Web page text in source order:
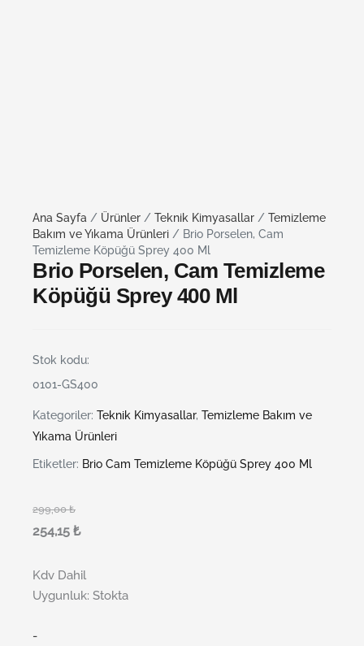
Ana Sayfa / Ürünler / Teknik Kimyasallar / Temizleme
Bakım ve Yıkama Ürünleri / Brio Porselen, Cam
Temizleme Köpüğü Sprey 400 Ml
Brio Porselen, Cam Temizleme
Köpüğü Sprey 400 Ml
Stok kodu:
0101-GS400
Kategoriler: Teknik Kimyasallar, Temizleme Bakım ve
Yıkama Ürünleri
Etiketler: Brio Cam Temizleme Köpüğü Sprey 400 Ml
299,00₺
254,15 ₺
Kdv Dahil
Uygunluk: Stokta
-